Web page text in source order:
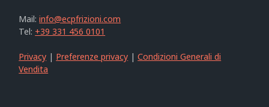
Mail:info@ecpfrizioni.com
Tel: +39 331 456 0101
Privacy | Preferenze privacy |Condizioni Generali di
Vendita